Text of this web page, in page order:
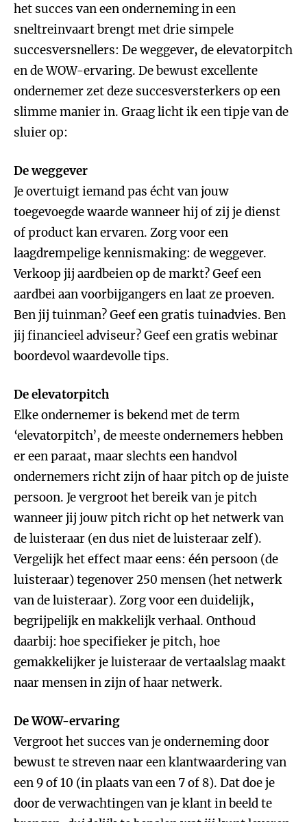
het succes van een onderneming in een
sneltreinvaart brengt met drie simpele
succesversnellers: De weggever, de elevatorpitch
en de WOW-ervaring. De bewust excellente
ondernemer zet deze succesversterkers op een
slimme manier in. Graag licht ik een tipje van de
sluier op:
De weggever
Je overtuigt iemand pas écht van jouw
toegevoegde waarde wanneer hij of zij je dienst
of product kan ervaren. Zorg voor een
laagdrempelige kennismaking: de weggever.
Verkoop jij aardbeien op de markt? Geef een
aardbei aan voorbijgangers en laat ze proeven.
Ben jij tuinman? Geef een gratis tuinadvies. Ben
jij financieel adviseur? Geef een gratis webinar
boordevol waardevolle tips.
De elevatorpitch
Elke ondernemer is bekend met de term
‘elevatorpitch’, de meeste ondernemers hebben
er een paraat, maar slechts een handvol
ondernemers richt zijn of haar pitch op de juiste
persoon. Je vergroot het bereik van je pitch
wanneer jij jouw pitch richt op het netwerk van
de luisteraar (en dus niet de luisteraar zelf).
Vergelijk het effect maar eens: één persoon (de
luisteraar) tegenover 250 mensen (het netwerk
van de luisteraar). Zorg voor een duidelijk,
begrijpelijk en makkelijk verhaal. Onthoud
daarbij: hoe specifieker je pitch, hoe
gemakkelijker je luisteraar de vertaalslag maakt
naar mensen in zijn of haar netwerk.
De WOW-ervaring
Vergroot het succes van je onderneming door
bewust te streven naar een klantwaardering van
een 9 of 10 (in plaats van een 7 of 8). Dat doe je
door de verwachtingen van je klant in beeld te